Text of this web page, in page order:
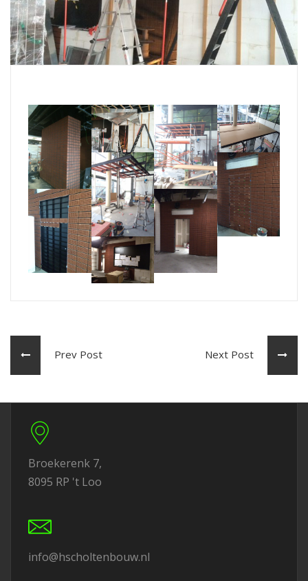
Prev Post Next Post
Broekerenk 7,
8095 RP 't Loo
info@hscholtenbouw.nl